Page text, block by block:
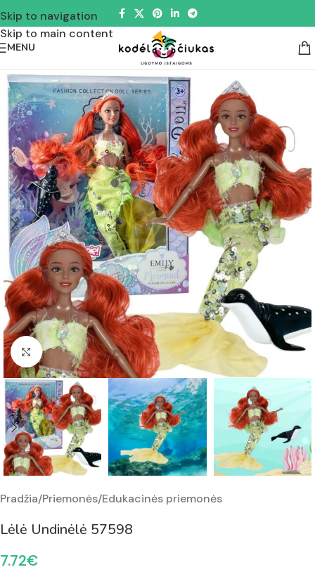
Skip to navigation
Skip to main content
MENU
Padidinti nuotrauką
Pradžia/Priemonės/Edukacinės priemonės
Lėlė Undinėlė 57598
7.72€